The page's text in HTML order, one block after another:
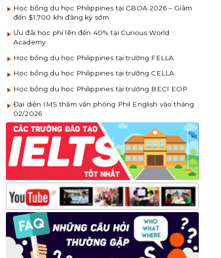
Học bổng du học Philippines tại CBOA 2026 – Giảm
đến $1,700 khi đăng ký sớm
Ưu đãi học phí lên đến 40% tại Curious World
Academy
Học bổng du học Philippines tại trường FELLA
Học bổng du học Philippines tại trường CELLA
Học bổng du học Philippines tại trường BECI EOP
Đại diện IMS thăm văn phòng Phil English vào tháng
02/2026